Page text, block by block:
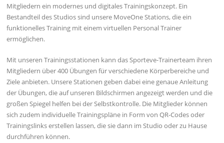
Mitgliedern ein modernes und digitales Trainingskonzept. Ein
Bestandteil des Studios sind unsere MoveOne Stations, die ein
funktionelles Training mit einem virtuellen Personal Trainer
ermöglichen.
Mit unseren Trainingsstationen kann das Sporteve-Trainerteam ihren
Mitgliedern über 400 Übungen für verschiedene Körperbereiche und
Ziele anbieten. Unsere Stationen geben dabei eine genaue Anleitung
der Übungen, die auf unseren Bildschirmen angezeigt werden und die
großen Spiegel helfen bei der Selbstkontrolle. Die Mitglieder können
sich zudem individuelle Trainingspläne in Form von QR-Codes oder
Trainingslinks erstellen lassen, die sie dann im Studio oder zu Hause
durchführen können.